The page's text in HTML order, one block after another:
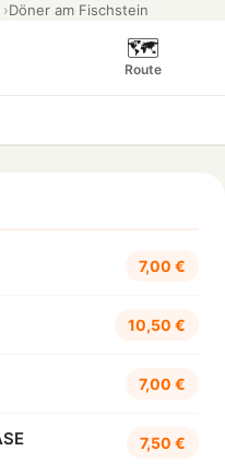
Döner am Fischstein
🗺️
Route
7,00 €
10,50 €
7,00 €
7,50 €